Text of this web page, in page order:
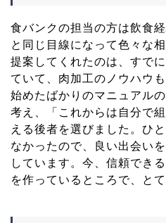
食バンクの担当の方は飲食
と同じ目線になって色々な
提案してくれたのは、すで
ていて、肉加工のノウハウ
始めたばかりのマニュアル
考え、「これからは自分で
える後者を選びました。ひ
なかったので、良い出会い
しています。今、信頼でき
を作っているところで、と